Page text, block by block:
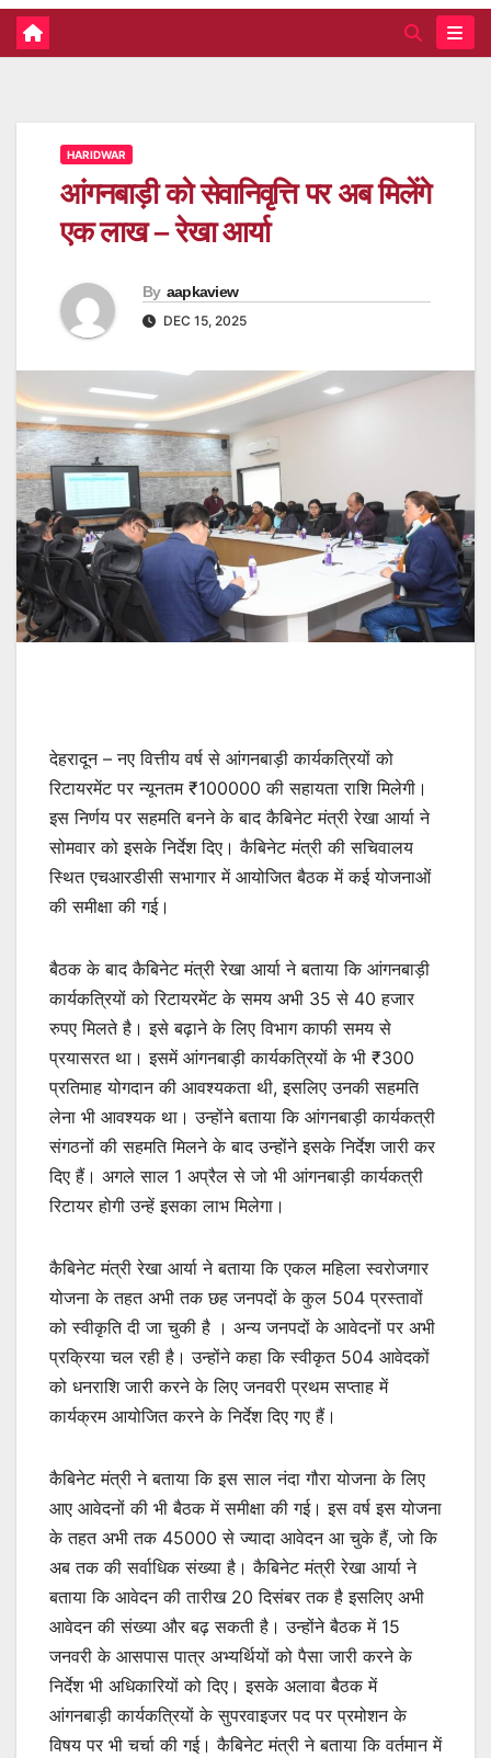
HARIDWAR
आंगनबाड़ी को सेवानिवृत्ति पर अब मिलेंगे
एक लाख – रेखा आर्या
By aapkaview
DEC 15, 2025
देहरादून – नए वित्तीय वर्ष से आंगनबाड़ी कार्यकत्रियों को
रिटायरमेंट पर न्यूनतम ₹100000 की सहायता राशि मिलेगी।
इस निर्णय पर सहमति बनने के बाद कैबिनेट मंत्री रेखा आर्या ने
सोमवार को इसके निर्देश दिए। कैबिनेट मंत्री की सचिवालय
स्थित एचआरडीसी सभागार में आयोजित बैठक में कई योजनाओं
की समीक्षा की गई।
बैठक के बाद कैबिनेट मंत्री रेखा आर्या ने बताया कि आंगनबाड़ी
कार्यकत्रियों को रिटायरमेंट के समय अभी 35 से 40 हजार
रुपए मिलते है। इसे बढ़ाने के लिए विभाग काफी समय से
प्रयासरत था। इसमें आंगनबाड़ी कार्यकत्रियों के भी ₹300
प्रतिमाह योगदान की आवश्यकता थी, इसलिए उनकी सहमति
लेना भी आवश्यक था। उन्होंने बताया कि आंगनबाड़ी कार्यकत्री
संगठनों की सहमति मिलने के बाद उन्होंने इसके निर्देश जारी कर
दिए हैं। अगले साल 1 अप्रैल से जो भी आंगनबाड़ी कार्यकत्री
रिटायर होगी उन्हें इसका लाभ मिलेगा।
कैबिनेट मंत्री रेखा आर्या ने बताया कि एकल महिला स्वरोजगार
योजना के तहत अभी तक छह जनपदों के कुल 504 प्रस्तावों
को स्वीकृति दी जा चुकी है । अन्य जनपदों के आवेदनों पर अभी
प्रक्रिया चल रही है। उन्होंने कहा कि स्वीकृत 504 आवेदकों
को धनराशि जारी करने के लिए जनवरी प्रथम सप्ताह में
कार्यक्रम आयोजित करने के निर्देश दिए गए हैं।
कैबिनेट मंत्री ने बताया कि इस साल नंदा गौरा योजना के लिए
आए आवेदनों की भी बैठक में समीक्षा की गई। इस वर्ष इस योजना
के तहत अभी तक 45000 से ज्यादा आवेदन आ चुके हैं, जो कि
अब तक की सर्वाधिक संख्या है। कैबिनेट मंत्री रेखा आर्या ने
बताया कि आवेदन की तारीख 20 दिसंबर तक है इसलिए अभी
आवेदन की संख्या और बढ़ सकती है। उन्होंने बैठक में 15
जनवरी के आसपास पात्र अभ्यर्थियों को पैसा जारी करने के
निर्देश भी अधिकारियों को दिए। इसके अलावा बैठक में
आंगनबाड़ी कार्यकत्रियों के सुपरवाइजर पद पर प्रमोशन के
विषय पर भी चर्चा की गई। कैबिनेट मंत्री ने बताया कि वर्तमान में